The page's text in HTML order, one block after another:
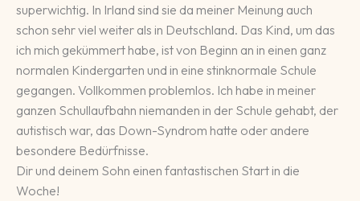
superwichtig. In Irland sind sie da meiner Meinung auch
schon sehr viel weiter als in Deutschland. Das Kind, um das
ich mich gekümmert habe, ist von Beginn an in einen ganz
normalen Kindergarten und in eine stinknormale Schule
gegangen. Vollkommen problemlos. Ich habe in meiner
ganzen Schullaufbahn niemanden in der Schule gehabt, der
autistisch war, das Down-Syndrom hatte oder andere
besondere Bedürfnisse.
Dir und deinem Sohn einen fantastischen Start in die
Woche!